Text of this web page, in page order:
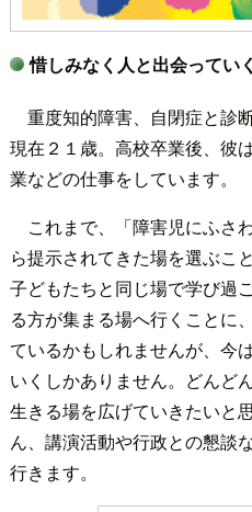
惜しみなく人と出会ってい
重度知的障害、自閉症と診
現在２１歳。高校卒業後、彼
業などの仕事をしています。
これまで、「障害児にふさ
ら提示されてきた場を選ぶこ
子どもたちと同じ場で学び過
る方が集まる場へ行くことに
ているかもしれませんが、今
いくしかありません。どんど
生きる場を広げていきたいと
ん、講演活動や行政との懇談
行きます。